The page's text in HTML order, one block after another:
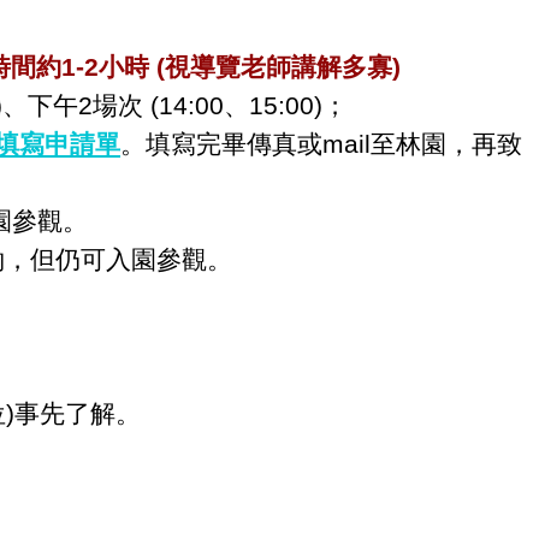
間約1-2小時 (視導覽老師講解多寡)
下午2場次 (14:00、15:00)；
寫申請單。填寫完畢傳真或mail至林園，再致
觀。
但仍可入園參觀。
先了解。